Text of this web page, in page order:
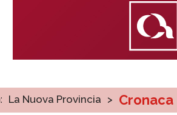
La Nuova Provincia > Cronaca